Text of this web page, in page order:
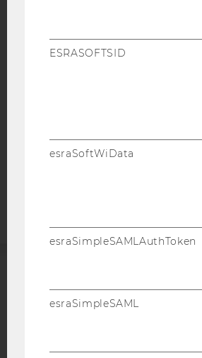
DATENSCHUTZERKLÄRUNG
STUDIENBEWERBER*INNEN
ESRASOFTSID
esraSoftWiData
esraSimpleSAMLAuthToken
esraSimpleSAML